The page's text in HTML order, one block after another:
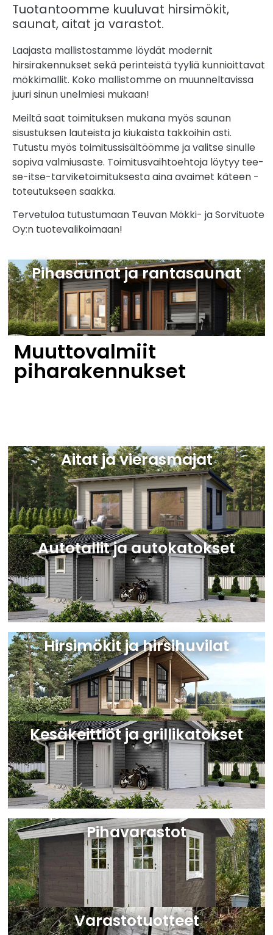
Tuotantoomme kuuluvat hirsimökit,
saunat, aitat ja varastot.
Laajasta mallistostamme löydät modernit
hirsirakennukset sekä perinteistä tyyliä kunnioittavat
mökkimallit. Koko mallistomme on muunneltavissa
juuri sinun unelmiesi mukaan!
Meiltä saat toimituksen mukana myös saunan
sisustuksen lauteista ja kiukaista takkoihin asti.
Tutustu myös toimitussisältöömme ja valitse sinulle
sopiva valmiusaste. Toimitusvaihtoehtoja löytyy tee-
se-itse-tarviketoimituksesta aina avaimet käteen -
toteutukseen saakka.
Tervetuloa tutustumaan Teuvan Mökki- ja Sorvituote
Oy:n tuotevalikoimaan!
Pihasaunat ja rantasaunat
Muuttovalmiit
piharakennukset
Aitat ja vierasmajat
Autotallit ja autokatokset
Hirsimökit ja hirsihuvilat
Kesäkeittiöt ja grillikatokset
Pihavarastot
Varastotuotteet